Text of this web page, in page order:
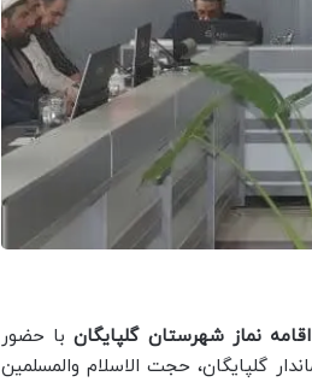
نماز شهرستان گلپایگانبا حضور
گلپایگان، حجت الاسلام والمسلمین